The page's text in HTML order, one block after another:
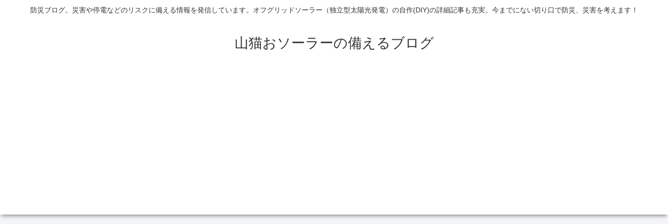
防災ブログ。災害や停電などのリスクに備える情報を発信しています。オフグリッドソーラー（独立型太陽光発電）の自作(DIY)の詳細記事も充実。今までにない切り口で防災、災害を考えます！
山猫おソーラーの備えるブログ